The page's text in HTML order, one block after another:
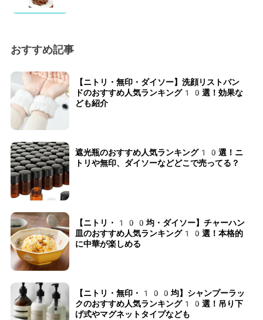
おすすめ記事
【ニトリ・無印・ダイソー】洗顔リストバン
ドのおすすめ人気ランキング10選！効果な
ども紹介
遮光瓶のおすすめ人気ランキング10選！ニ
トリや無印、ダイソーなどどこで売ってる？
【ニトリ・100均・ダイソー】チャーハン
皿のおすすめ人気ランキング10選！本格的
に中華が楽しめる
【ニトリ・無印・100均】シャンプーラッ
クのおすすめ人気ランキング10選！吊り下
げ式やマグネットタイプなども